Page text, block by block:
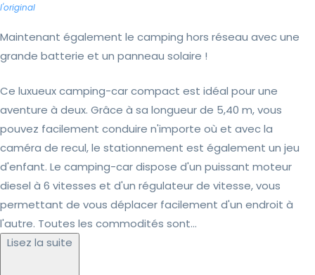
l'original
Maintenant également le camping hors réseau avec une
grande batterie et un panneau solaire !
Ce luxueux camping-car compact est idéal pour une
aventure à deux. Grâce à sa longueur de 5,40 m, vous
pouvez facilement conduire n'importe où et avec la
caméra de recul, le stationnement est également un jeu
d'enfant. Le camping-car dispose d'un puissant moteur
diesel à 6 vitesses et d'un régulateur de vitesse, vous
permettant de vous déplacer facilement d'un endroit à
l'autre. Toutes les commodités sont...
Lisez la suite